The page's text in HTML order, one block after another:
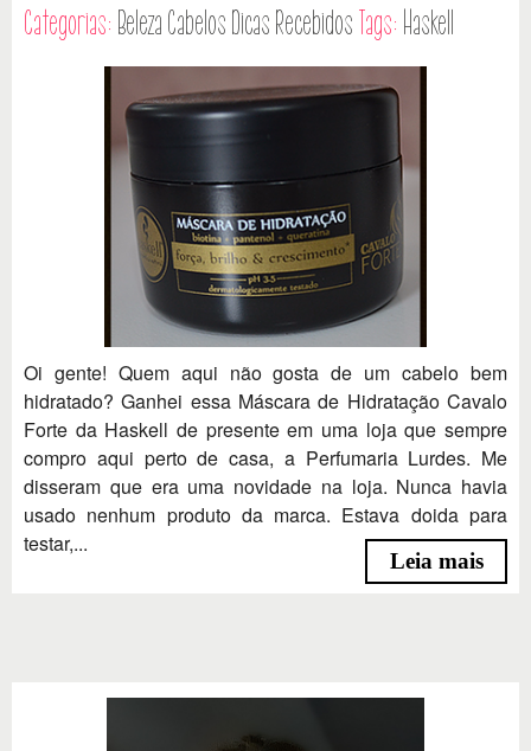
Categorias: Beleza Cabelos Dicas Recebidos Tags: Haskell
Oi gente! Quem aqui não gosta de um cabelo bem
hidratado? Ganhei essa Máscara de Hidratação Cavalo
Forte da Haskell de presente em uma loja que sempre
compro aqui perto de casa, a Perfumaria Lurdes. Me
disseram que era uma novidade na loja. Nunca havia
usado nenhum produto da marca. Estava doida para
testar,...
Leia mais